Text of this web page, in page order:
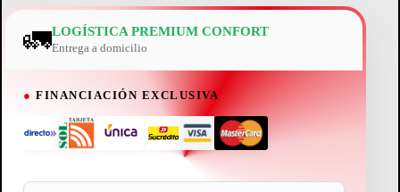
🚛LOGÍSTICA PREMIUM CONFORT
Entrega a domicilio
● FINANCIACIÓN EXCLUSIVA